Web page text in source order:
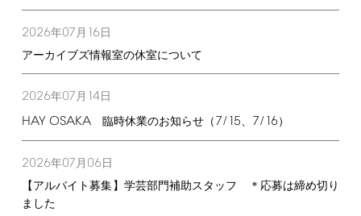
2026年07月 16日
アーカイブズ情報室の休室について
2026年07月 14日
HAY OSAKA臨時休業のお知らせ（7/15、 7/16）
2026年07月 06日
【アルバイト募集】学芸部門補助スタッフ ＊応募は締め切り
ました